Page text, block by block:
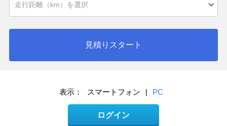
見積りスタート
表示： スマートフォン | PC
ログイン